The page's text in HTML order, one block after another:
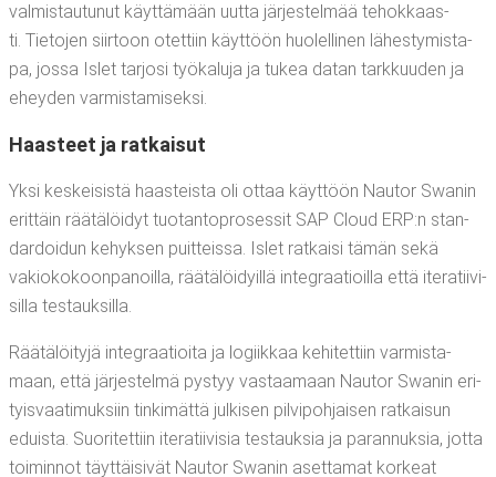
val­mis­tau­tu­nut käyt­tä­mään uut­ta jär­jes­tel­mää tehok­kaas­
ti. Tie­to­jen siir­toon otet­tiin käyt­töön huo­lel­li­nen lähes­ty­mis­ta­
pa, jos­sa Islet tar­jo­si työ­ka­lu­ja ja tukea datan tark­kuu­den ja
ehey­den varmistamiseksi.
Haas­teet ja ratkaisut
Yksi kes­kei­sis­tä haas­teis­ta oli ottaa käyt­töön Nau­tor Swa­nin
erit­täin rää­tä­löi­dyt tuo­tan­to­pro­ses­sit SAP Cloud ERP:n stan­
dar­doi­dun kehyk­sen puit­teis­sa. Islet rat­kai­si tämän sekä
vakio­ko­koon­pa­noil­la, rää­tä­löi­dyil­lä inte­graa­tioil­la että ite­ra­tii­vi­
sil­la testauksilla.
Rää­tä­löi­ty­jä inte­graa­tioi­ta ja logiik­kaa kehi­tet­tiin var­mis­ta­
maan, että jär­jes­tel­mä pys­tyy vas­taa­maan Nau­tor Swa­nin eri­
tyis­vaa­ti­muk­siin tin­ki­mät­tä jul­ki­sen pil­vi­poh­jai­sen rat­kai­sun
eduis­ta. Suo­ri­tet­tiin ite­ra­tii­vi­sia tes­tauk­sia ja paran­nuk­sia, jot­ta
toi­min­not täyt­täi­si­vät Nau­tor Swa­nin aset­ta­mat kor­keat